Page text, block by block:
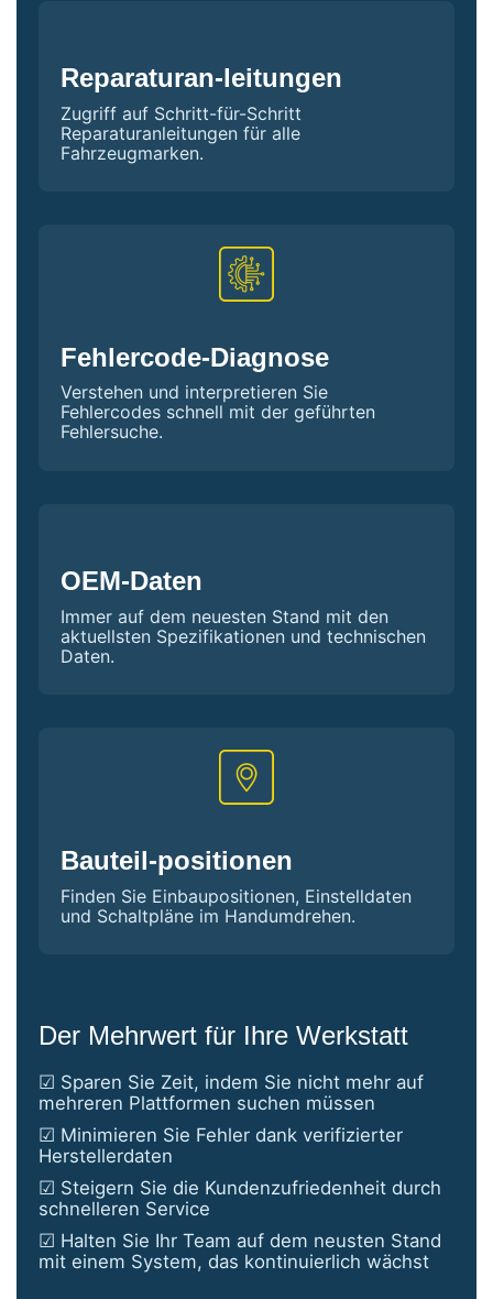
Reparaturan-leitungen
Zugriff auf Schritt-für-Schritt
Reparaturanleitungen für alle
Fahrzeugmarken.
Fehlercode-Diagnose
Verstehen und interpretieren Sie
Fehlercodes schnell mit der geführten
Fehlersuche.
OEM-Daten
Immer auf dem neuesten Stand mit den
aktuellsten Spezifikationen und technischen
Daten.
Bauteil-positionen
Finden Sie Einbaupositionen, Einstelldaten
und Schaltpläne im Handumdrehen.
Der Mehrwert für Ihre Werkstatt
☑ Sparen Sie Zeit, indem Sie nicht mehr auf
mehreren Plattformen suchen müssen
☑ Minimieren Sie Fehler dank verifizierter
Herstellerdaten
☑ Steigern Sie die Kundenzufriedenheit durch
schnelleren Service
☑ Halten Sie Ihr Team auf dem neusten Stand
mit einem System, das kontinuierlich wächst